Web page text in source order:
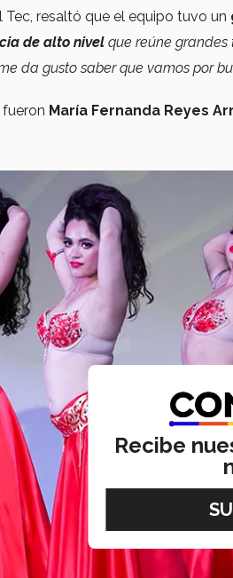
resaltó que el equipo tuvo un
de alto nivel que reúne grandes
da gusto saber que vamos por
María Fernanda Reyes
Recibe